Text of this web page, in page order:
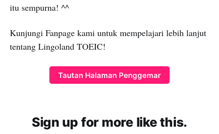
itu sempurna! ^^
Kunjungi Fanpage kami untuk mempelajari lebih lanjut
tentang Lingoland TOEIC!
Tautan Halaman Penggemar
Sign up for more like this.